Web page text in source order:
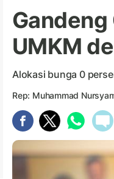
Gandeng
UMKM
Alokasi bunga 0
Rep: Muhammad